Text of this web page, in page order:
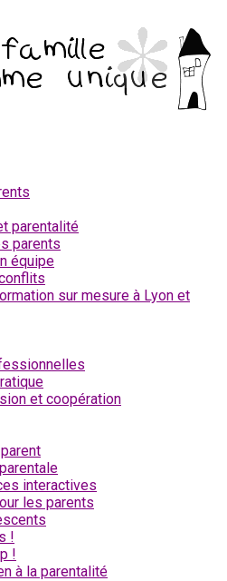
parentalité
parents
équipe
sur mesure à Lyon et
et coopération
interactives
les parents
!
!
à la parentalité